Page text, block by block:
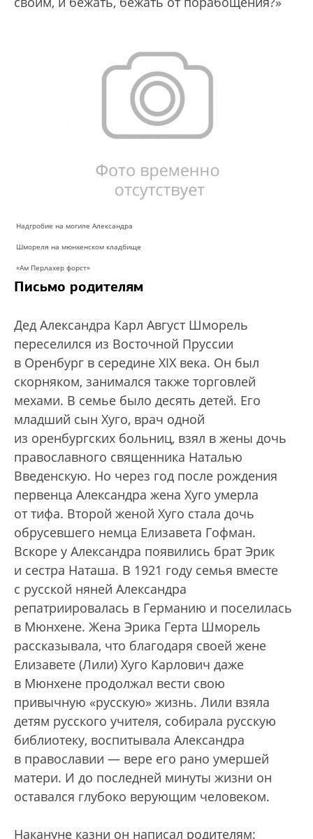
Надгробие на могиле Александра
Шмореля на мюнхенском кладбище
«Ам Перлахер форст»
Письмо родителям
Дед Александра Карл Август Шморель
переселился из Восточной Пруссии
в Оренбург в середине XIX века. Он был
скорняком, занимался также торговлей
мехами. В семье было десять детей. Его
младший сын Хуго, врач одной
из оренбургских больниц, взял в жены дочь
православного священника Наталью
Введенскую. Но через год после рождения
первенца Александра жена Хуго умерла
от тифа. Второй женой Хуго стала дочь
обрусевшего немца Елизавета Гофман.
Вскоре у Александра появились брат Эрик
и сестра Наташа. В 1921 году семья вместе
с русской няней Александра
репатриировалась в Германию и поселилась
в Мюнхене. Жена Эрика Герта Шморель
рассказывала, что благодаря своей жене
Елизавете (Лили) Хуго Карлович даже
в Мюнхене продолжал вести свою
привычную «русскую» жизнь. Лили взяла
детям русского учителя, собирала русскую
библиотеку, воспитывала Александра
в православии — вере его рано умершей
матери. И до последней минуты жизни он
оставался глубоко верующим человеком.
Накануне казни он написал родителям: